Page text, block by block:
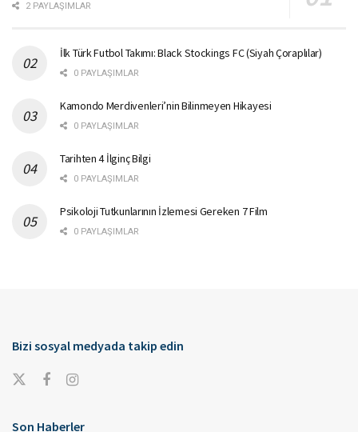
2 PAYLAŞIMLAR
İlk Türk Futbol Takımı: Black Stockings FC (Siyah Çoraplılar)
0 PAYLAŞIMLAR
Kamondo Merdivenleri’nin Bilinmeyen Hikayesi
0 PAYLAŞIMLAR
Tarihten 4 İlginç Bilgi
0 PAYLAŞIMLAR
Psikoloji Tutkunlarının İzlemesi Gereken 7 Film
0 PAYLAŞIMLAR
Bizi sosyal medyada takip edin
Son Haberler